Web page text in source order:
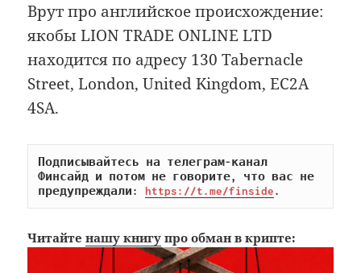
Врут про английское происхождение:
якобы LION TRADE ONLINE LTD
находится по адресу 130 Tabernacle
Street, London, United Kingdom, EC2A
4SA.
Подписывайтесь на телеграм-канал
Финсайд и потом не говорите, что вас не
предупреждали: https://t.me/finside.
Читайтенашу книгу про обман в крипте: